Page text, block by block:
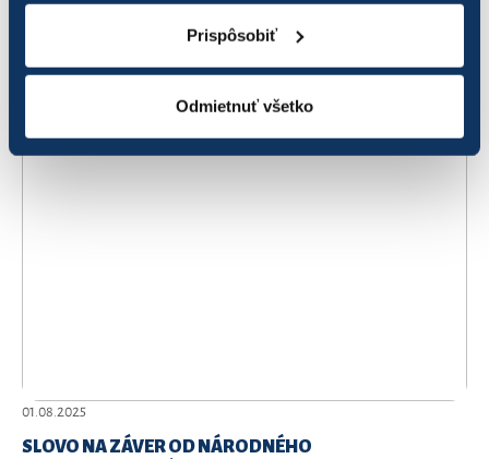
Prispôsobiť
Odmietnuť všetko
MI ÚJSÁG?
01.08.2025
SLOVO NA ZÁVER OD NÁRODNÉHO